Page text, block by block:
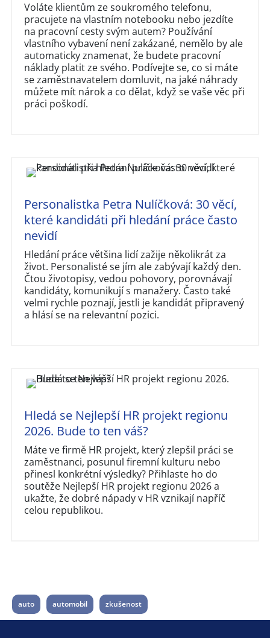
Voláte klientům ze soukromého telefonu,
pracujete na vlastním notebooku nebo jezdíte
na pracovní cesty svým autem? Používání
vlastního vybavení není zakázané, nemělo by ale
automaticky znamenat, že budete pracovní
náklady platit ze svého. Podívejte se, co si máte
se zaměstnavatelem domluvit, na jaké náhrady
můžete mít nárok a co dělat, když se vaše věc při
práci poškodí.
Personalistka Petra Nulíčková: 30 věcí,
které kandidáti při hledání práce často
nevidí
Hledání práce většina lidí zažije několikrát za
život. Personalisté se jím ale zabývají každý den.
Čtou životopisy, vedou pohovory, porovnávají
kandidáty, komunikují s manažery. Často také
velmi rychle poznají, jestli je kandidát připravený
a hlásí se na relevantní pozici.
Hledá se Nejlepší HR projekt regionu
2026. Bude to ten váš?
Máte ve firmě HR projekt, který zlepšil práci se
zaměstnanci, posunul firemní kulturu nebo
přinesl konkrétní výsledky? Přihlaste ho do
soutěže Nejlepší HR projekt regionu 2026 a
ukažte, že dobré nápady v HR vznikají napříč
celou republikou.
auto automobil zkušenost